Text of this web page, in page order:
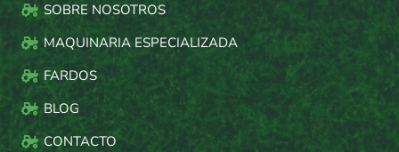
SOBRE NOSOTROS
MAQUINARIA ESPECIALIZADA
FARDOS
BLOG
CONTACTO